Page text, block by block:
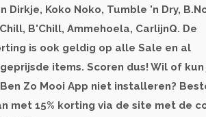
Dirkje, Koko Noko, Tumble 'n Dry,
B'Chill, Ammehoela, CarlijnQ. De
is ook geldig op alle Sale en al
items. Scoren dus! Wil of
Zo Mooi App niet installeren?
met 15% korting via de site met de